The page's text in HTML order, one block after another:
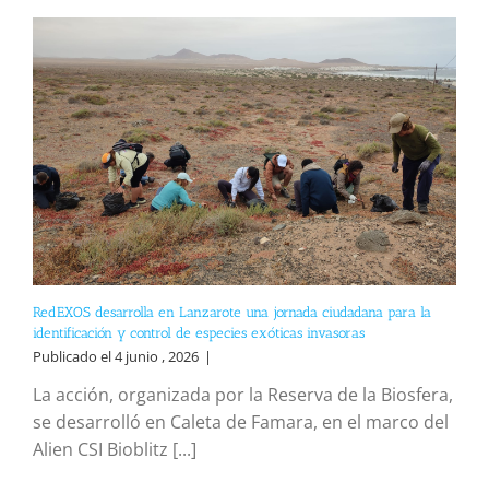
RedEXOS desarrolla en Lanzarote una jornada ciudadana para la
identificación y control de especies exóticas invasoras
Publicado el 4 junio , 2026 |
La acción, organizada por la Reserva de la Biosfera,
se desarrolló en Caleta de Famara, en el marco del
Alien CSI Bioblitz [...]